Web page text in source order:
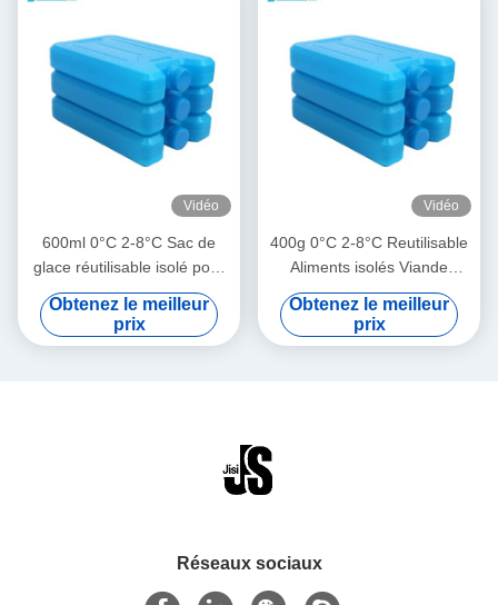
Vidéo
600ml 0°C 2-8°C Sac de
glace réutilisable isolé pour
la réfrigération de viande et
d'aliments, pour usage
médical et extérieur,
Obtenez le meilleur
prix
Vidéo
400g 0°C 2-8°C Reutilisable
Aliments isolés Viande
réfrigérateur Ice Pack Pour
le froid médical et extérieur
de lait maternel ventilateur
Obtenez le meilleur
prix
Réseaux sociaux